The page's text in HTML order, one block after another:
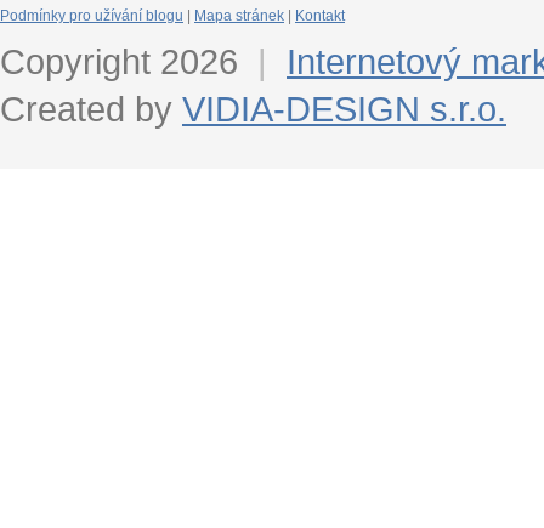
Podmínky pro užívání blogu Mapa stránek Kontakt
Copyright 2026 |
Internetový
Created by VIDIA-DESIGN s.r.o.